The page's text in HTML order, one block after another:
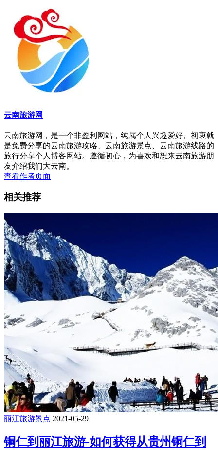
云南旅游网
云南旅游网，是一个非盈利网站，纯属个人兴趣爱好。初衷就
是免费分享的云南旅游攻略、云南旅游景点、云南旅游线路的
旅行分享个人博客网站。遵循初心，为喜欢和想来云南旅游朋
友介绍我们大云南。
查看作者页面
相关推荐
丽江旅游景点 2021-05-29
铜仁到丽江旅游-如何获得从贵州铜仁到